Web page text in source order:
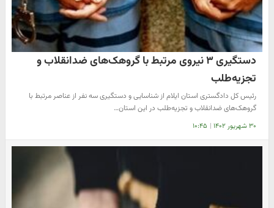
دستگیری ۳ نیروی مرتبط با گروهک‌های ضدانقلاب و
تجزیه‌طلب
رئیس کل دادگستری استان ایلام از شناسایی و دستگیری سه نفر از عناصر مرتبط با
گروهک‌های ضدانقلاب و تجزیه‌طلب در این استان…
۳۰ شهریور ۱۴۰۲ | ۱۰:۴۵